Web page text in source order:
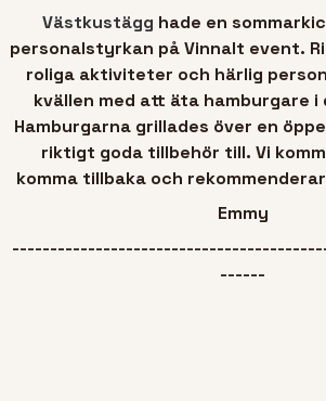
Västkustägg hade en
personalstyrkan på Vinnalt event.
roliga aktiviteter och härlig
kvällen med att äta hamburgare i
Hamburgarna grillades över en
riktigt goda tillbehör till. Vi
komma tillbaka och
Emmy
------